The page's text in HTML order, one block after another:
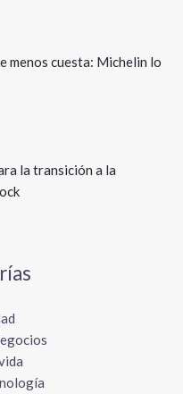
menos cuesta: Michelin lo
la transición a la